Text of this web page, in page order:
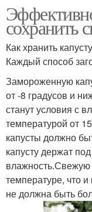
сохранить
Как хранить
Каждый способ
Замороженную
от -8 градусов и
станут условия с
температурой от
капусты должно
капусту держат
влажность.Свежую
температуре, что
не должна быть